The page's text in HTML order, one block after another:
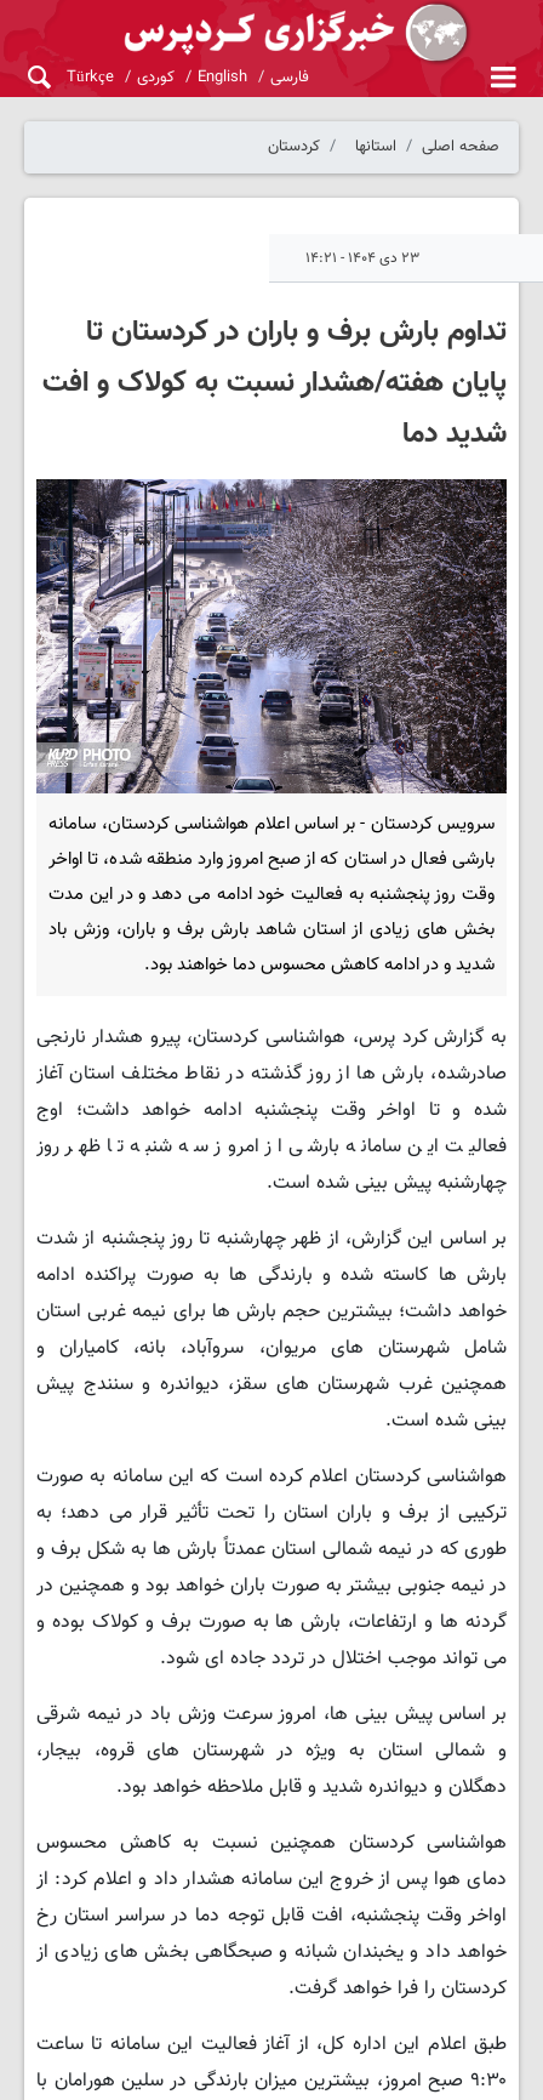
فارسی English کوردی Türkçe
صفحه اصلی استانها کردستان
۲۳ دی ۱۴۰۴ - ۱۴:۲۱
تداوم بارش برف و باران در کردستان تا
پایان هفته/هشدار نسبت به کولاک و افت
شدید دما
سرویس کردستان - بر اساس اعلام هواشناسی کردستان، سامانه
بارشی فعال در استان که از صبح امروز وارد منطقه شده، تا اواخر
وقت روز پنجشنبه به فعالیت خود ادامه می دهد و در این مدت
بخش های زیادی از استان شاهد بارش برف و باران، وزش باد
شدید و در ادامه کاهش محسوس دما خواهند بود.
به گزارش کرد پرس، هواشناسی کردستان، پیرو هشدار نارنجی
صادرشده، بارش ها از روز گذشته در نقاط مختلف استان آغاز
شده و تا اواخر وقت پنجشنبه ادامه خواهد داشت؛ اوج
فعالیت این سامانه بارشی از امروز سه شنبه تا ظهر روز
چهارشنبه پیش بینی شده است.
بر اساس این گزارش، از ظهر چهارشنبه تا روز پنجشنبه از شدت
بارش ها کاسته شده و بارندگی ها به صورت پراکنده ادامه
خواهد داشت؛ بیشترین حجم بارش ها برای نیمه غربی استان
شامل شهرستان های مریوان، سروآباد، بانه، کامیاران و
همچنین غرب شهرستان های سقز، دیواندره و سنندج پیش
بینی شده است.
هواشناسی کردستان اعلام کرده است که این سامانه به صورت
ترکیبی از برف و باران استان را تحت تأثیر قرار می دهد؛ به
طوری که در نیمه شمالی استان عمدتاً بارش ها به شکل برف و
در نیمه جنوبی بیشتر به صورت باران خواهد بود و همچنین در
گردنه ها و ارتفاعات، بارش ها به صورت برف و کولاک بوده و
می تواند موجب اختلال در تردد جاده ای شود.
بر اساس پیش بینی ها، امروز سرعت وزش باد در نیمه شرقی
و شمالی استان به ویژه در شهرستان های قروه، بیجار،
دهگلان و دیواندره شدید و قابل ملاحظه خواهد بود.
هواشناسی کردستان همچنین نسبت به کاهش محسوس
دمای هوا پس از خروج این سامانه هشدار داد و اعلام کرد: از
اواخر وقت پنجشنبه، افت قابل توجه دما در سراسر استان رخ
خواهد داد و یخبندان شبانه و صبحگاهی بخش های زیادی از
کردستان را فرا خواهد گرفت.
طبق اعلام این اداره کل، از آغاز فعالیت این سامانه تا ساعت
۹:۳۰ صبح امروز، بیشترین میزان بارندگی در سلین هورامان با